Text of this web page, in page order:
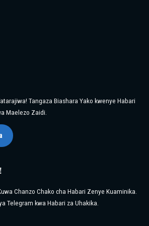
Tangaza Biashara Yako kwenye Habari
Maelezo Zaidi.
Chanzo Chako cha Habari Zenye Kuaminika.
Telegram kwa Habari za Uhakika.